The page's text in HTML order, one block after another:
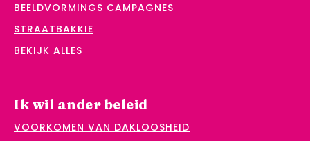
BEELDVORMINGS CAMPAGNES
STRAATBAKKIE
BEKIJK ALLES
Ik wil ander beleid
VOORKOMEN VAN DAKLOOSHEID